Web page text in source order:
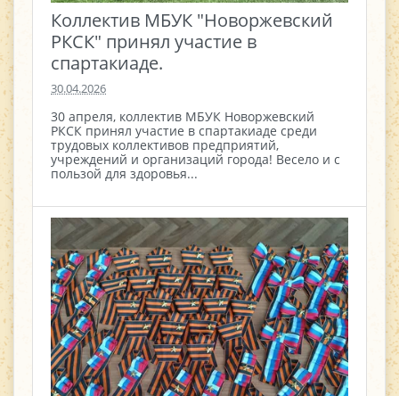
Коллектив МБУК "Новоржевский
РКСК" принял участие в
спартакиаде.
30.04.2026
30 апреля, коллектив МБУК Новоржевский
РКСК принял участие в спартакиаде среди
трудовых коллективов предприятий,
учреждений и организаций города! Весело и с
пользой для здоровья...